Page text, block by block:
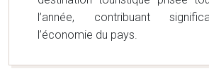
l’année, contribuant
l’économie du pays.